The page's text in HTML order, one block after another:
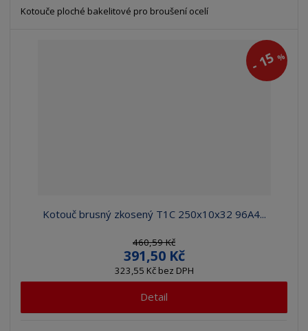
Kotouče ploché bakelitové pro broušení ocelí
-15%
Kotouč brusný zkosený T1C 250x10x32 96A4...
460,59 Kč
391,50 Kč
323,55 Kč bez DPH
Detail